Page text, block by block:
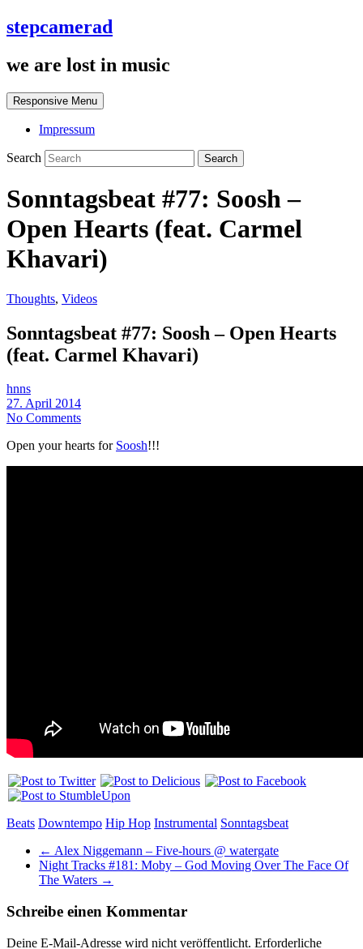
stepcamerad
we are lost in music
Responsive Menu
Impressum
Search
Sonntagsbeat #77: Soosh –
Open Hearts (feat. Carmel
Khavari)
Thoughts, Videos
Sonntagsbeat #77: Soosh – Open Hearts
(feat. Carmel Khavari)
hnns
27. April 2014
No Comments
Open your hearts for Soosh!!!
Beats Downtempo Hip Hop Instrumental Sonntagsbeat
← Alex Niggemann – Five-hours @ watergate
Night Tracks #181: Moby – God Moving Over The Face Of
The Waters →
Schreibe einen Kommentar
Deine E-Mail-Adresse wird nicht veröffentlicht. Erforderliche